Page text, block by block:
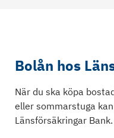
Bolån hos
När du ska köpa
eller sommarstuga
Länsförsäkringar Bank.